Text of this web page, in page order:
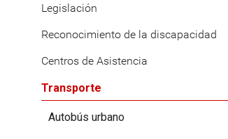
Legislación
Reconocimiento de la discapacidad
Centros de Asistencia
Transporte
Autobús urbano